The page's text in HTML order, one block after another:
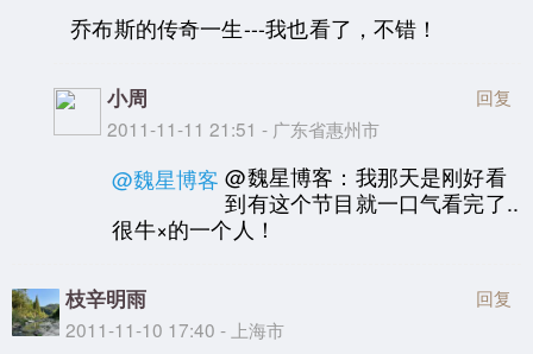
乔布斯的传奇一生---我也看了，不错！
小周
2011-11-11 21:51 - 广东省惠州市
回复
@魏星博客 @魏星博客：我那天是刚好看
到有这个节目就一口气看完了..
很牛×的一个人！
枝辛明雨
2011-11-10 17:40 - 上海市
回复